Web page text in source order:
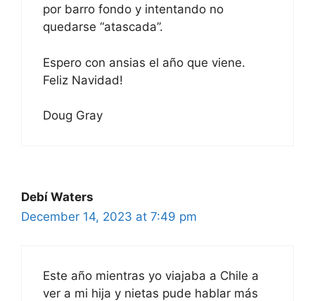
por barro fondo y intentando no
quedarse “atascada”.
Espero con ansias el año que viene.
Feliz Navidad!
Doug Gray
Debí Waters
December 14, 2023 at 7:49 pm
Este año mientras yo viajaba a Chile a
ver a mi hija y nietas pude hablar más